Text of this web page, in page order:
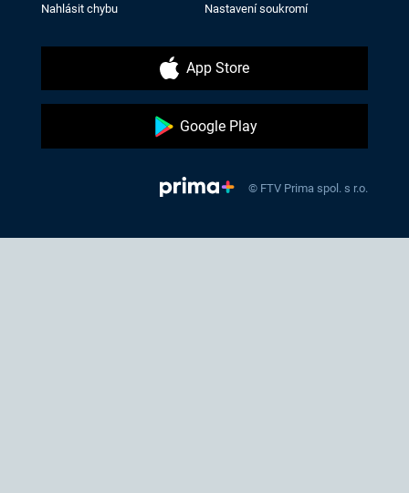
Nahlásit chybu Nastavení soukromí
App Store
Google Play
© FTV Prima spol. s r.o.